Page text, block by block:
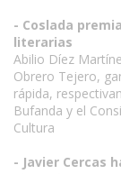
- Coslada
literarias
Abilio Díez
Obrero Tejero,
rápida,
Bufanda y el
Cultura
- Javier Cercas